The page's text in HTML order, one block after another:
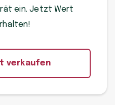
ein. Jetzt Wert
verkaufen